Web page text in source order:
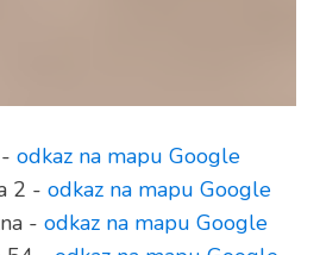
odkaz na mapu Google
2 - odkaz na mapu Google
- odkaz na mapu Google